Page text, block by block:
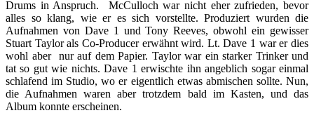
Drums in Anspruch. McCulloch war nicht eher zufrieden, bevor
alles so klang, wie er es sich vorstellte. Produziert wurden die
Aufnahmen von Dave 1 und Tony Reeves, obwohl ein gewisser
Stuart Taylor als Co-Producer erwähnt wird. Lt. Dave 1 war er dies
wohl aber nur auf dem Papier. Taylor war ein starker Trinker und
tat so gut wie nichts. Dave 1 erwischte ihn angeblich sogar einmal
schlafend im Studio, wo er eigentlich etwas abmischen sollte. Nun,
die Aufnahmen waren aber trotzdem bald im Kasten, und das
Album konnte erscheinen.